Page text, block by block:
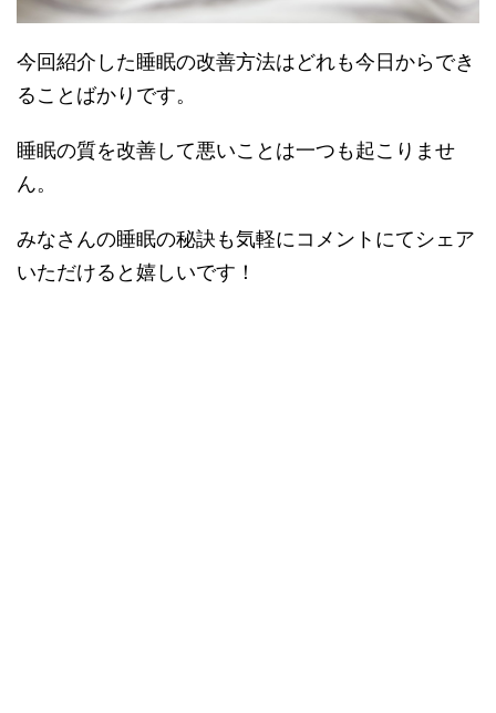
今回紹介した睡眠の改善方法はどれも今日からでき
ることばかりです。
睡眠の質を改善して悪いことは一つも起こりませ
ん。
みなさんの睡眠の秘訣も気軽にコメントにてシェア
いただけると嬉しいです！